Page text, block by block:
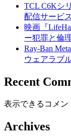
TCL C6Kシ
配信サービ
映画『
ー犯罪と倫
Ray-Ban
ウェアラブ
Recent
表示できるコメン
Archives